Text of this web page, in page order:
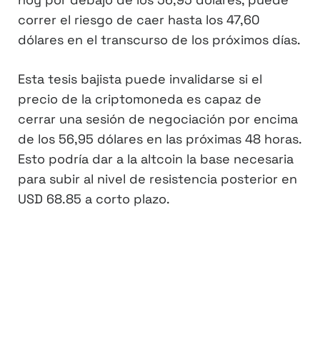
correr el riesgo de caer hasta los 47,60
dólares en el transcurso de los próximos días.
Esta tesis bajista puede invalidarse si el
precio de la criptomoneda es capaz de
cerrar una sesión de negociación por encima
de los 56,95 dólares en las próximas 48 horas.
Esto podría dar a la altcoin la base necesaria
para subir al nivel de resistencia posterior en
USD 68.85 a corto plazo.